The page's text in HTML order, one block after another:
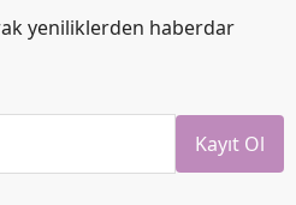
yeniliklerden haberdar
Kayıt Ol